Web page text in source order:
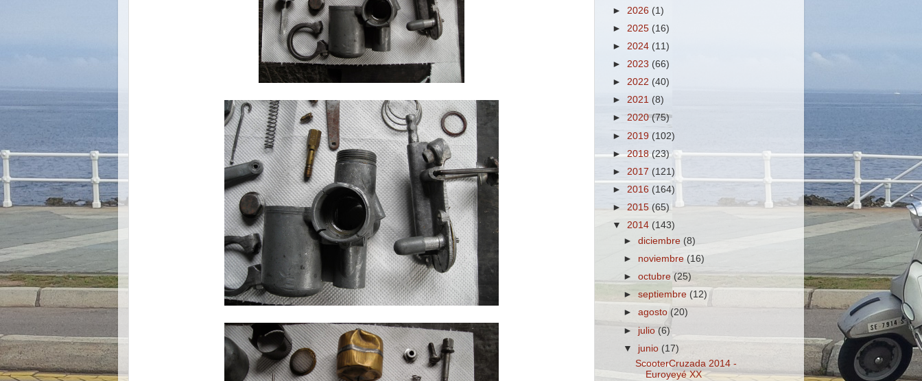
► 2026 (1)
► 2025 (16)
► 2024 (11)
► 2023 (66)
► 2022 (40)
► 2021 (8)
► 2020(75)
► 2019 (102)
►2018(23)
► 2017 (121)
► 2016 (164)
► 2015 (65)
▼ 2014 (143)
►diciembre (8)
► noviembre(16)
►octubre(25)
►septiembre(12)
►agosto (20)
►julio(6)
▼ junio (17)
ScooterCruzada 2014 -
Euroyeyé XX